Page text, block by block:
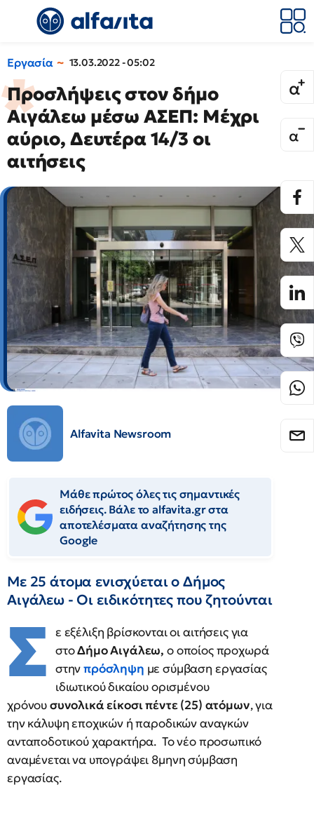
Εργασία 13.03.2022 - 05:02
Προσλήψεις στον δήμο
Αιγάλεω μέσω ΑΣΕΠ: Μέχρι
αύριο, Δευτέρα 14/3 οι
αιτήσεις
Alfavita Newsroom
Μάθε πρώτος όλες τις σημαντικές
ειδήσεις. Βάλε το alfavita.gr στα
αποτελέσματα αναζήτησης της
Google
Με 25 άτομα ενισχύεται ο Δήμος
Αιγάλεω - Οι ειδικότητες που ζητούνται
Σ ε εξέλιξη βρίσκονται οι αιτήσεις για
στοΔήμο Αιγάλεω, ο οποίος προχωρά
στηνπρόσληψη με σύμβαση εργασίας
ιδιωτικού δικαίου ορισμένου
χρόνουσυνολικά είκοσι πέντε (25) ατόμων, για
την κάλυψη εποχικών ή παροδικών αναγκών
ανταποδοτικού χαρακτήρα. Το νέο προσωπικό
αναμένεται να υπογράψει 8μηνη σύμβαση
εργασίας.